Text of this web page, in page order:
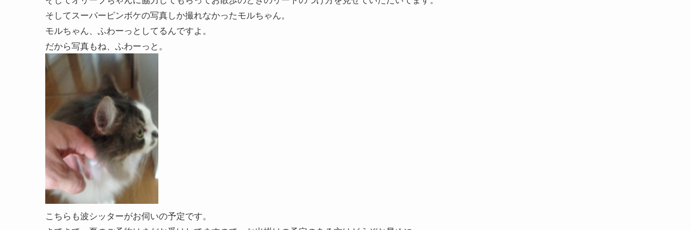
そしてスーパーピンボケの写真しか撮れなかったモルちゃん。
モルちゃん、ふわーっとしてるんですよ。
だから写真もね、ふわーっと。
こちらも波シッターがお伺いの予定です。